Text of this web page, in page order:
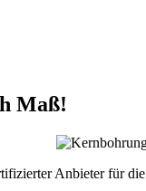
Maß!
Anbieter für die